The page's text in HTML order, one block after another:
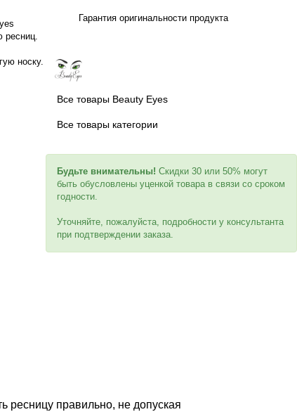
ресниц.
носку.
Гарантия оригинальности продукта
Все товары Beauty Eyes
Все товары категории
Будьте внимательны! Скидки 30 или 50% могут
быть обусловлены уценкой товара в связи со сроком
годности.
Уточняйте, пожалуйста, подробности у консультанта
при подтверждении заказа.
ресницу правильно, не допуская